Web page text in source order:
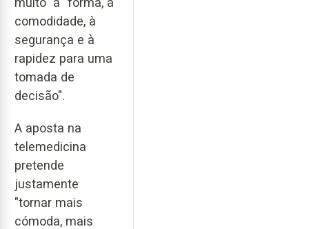
comodidade, à
segurança e à
rapidez para uma
tomada de
decisão".
A aposta na
telemedicina
pretende
justamente
"tornar mais
cómoda, mais